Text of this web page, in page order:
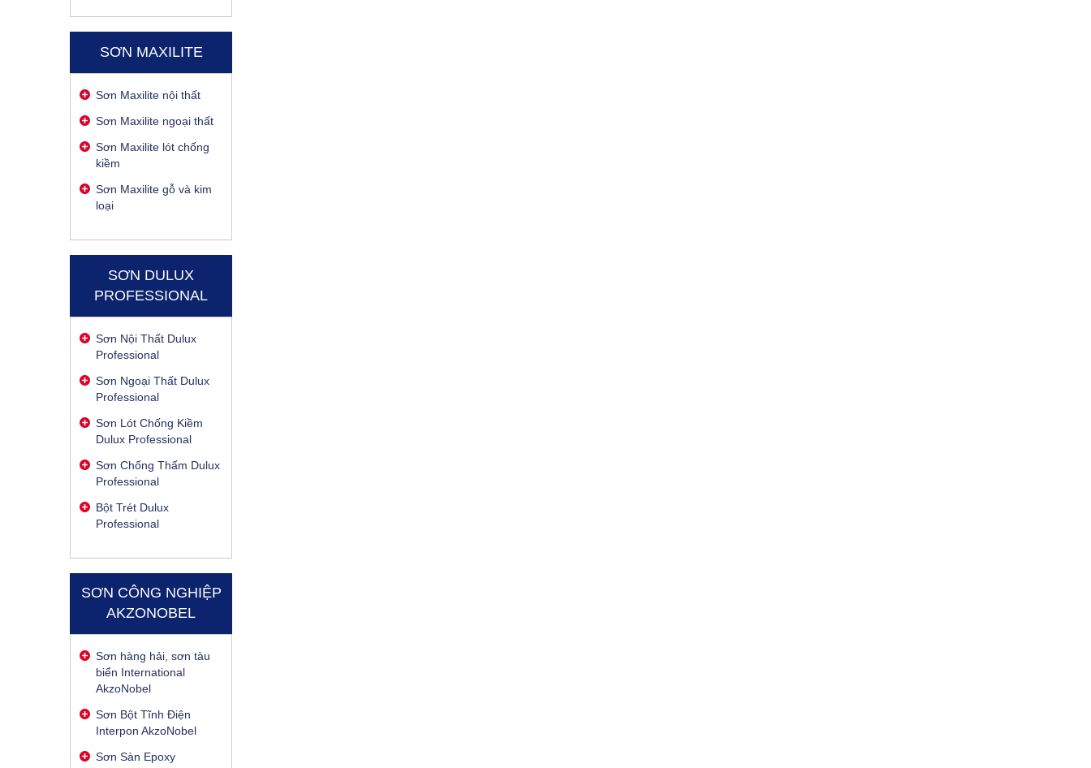
SƠN MAXILITE
Sơn Maxilite nội thất
Sơn Maxilite ngoại thất
Sơn Maxilite lót chống
kiềm
Sơn Maxilite gỗ và kim
loại
SƠN DULUX
PROFESSIONAL
Sơn Nội Thất Dulux
Professional
Sơn Ngoại Thất Dulux
Professional
Sơn Lót Chống Kiềm
Dulux Professional
Sơn Chống Thấm Dulux
Professional
Bột Trét Dulux
Professional
SƠN CÔNG NGHIỆP
AKZONOBEL
Sơn hàng hải, sơn tàu
biển International
AkzoNobel
Sơn Bột Tĩnh Điện
Interpon AkzoNobel
Sơn Sàn Epoxy